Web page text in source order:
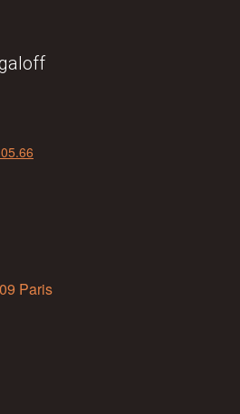
Paris